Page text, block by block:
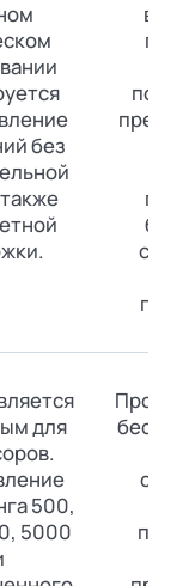
без
в
для
500,
5000